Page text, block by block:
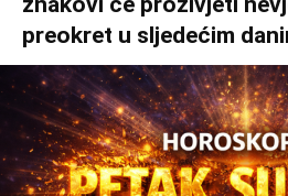
preokret u sljedećim